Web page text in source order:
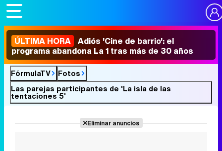
ÚLTIMA HORA Adiós 'Cine de barrio': el
programa abandona La 1 tras más de 30 años
FórmulaTV
Fotos
Las parejas participantes de 'La isla de las
tentaciones 5'
Eliminar anuncios